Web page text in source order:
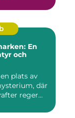
En
och
plats av
där
reger...